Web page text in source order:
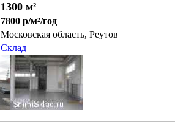
1300 м²
7800 р/м²/год
Московская область, Реутов
Склад